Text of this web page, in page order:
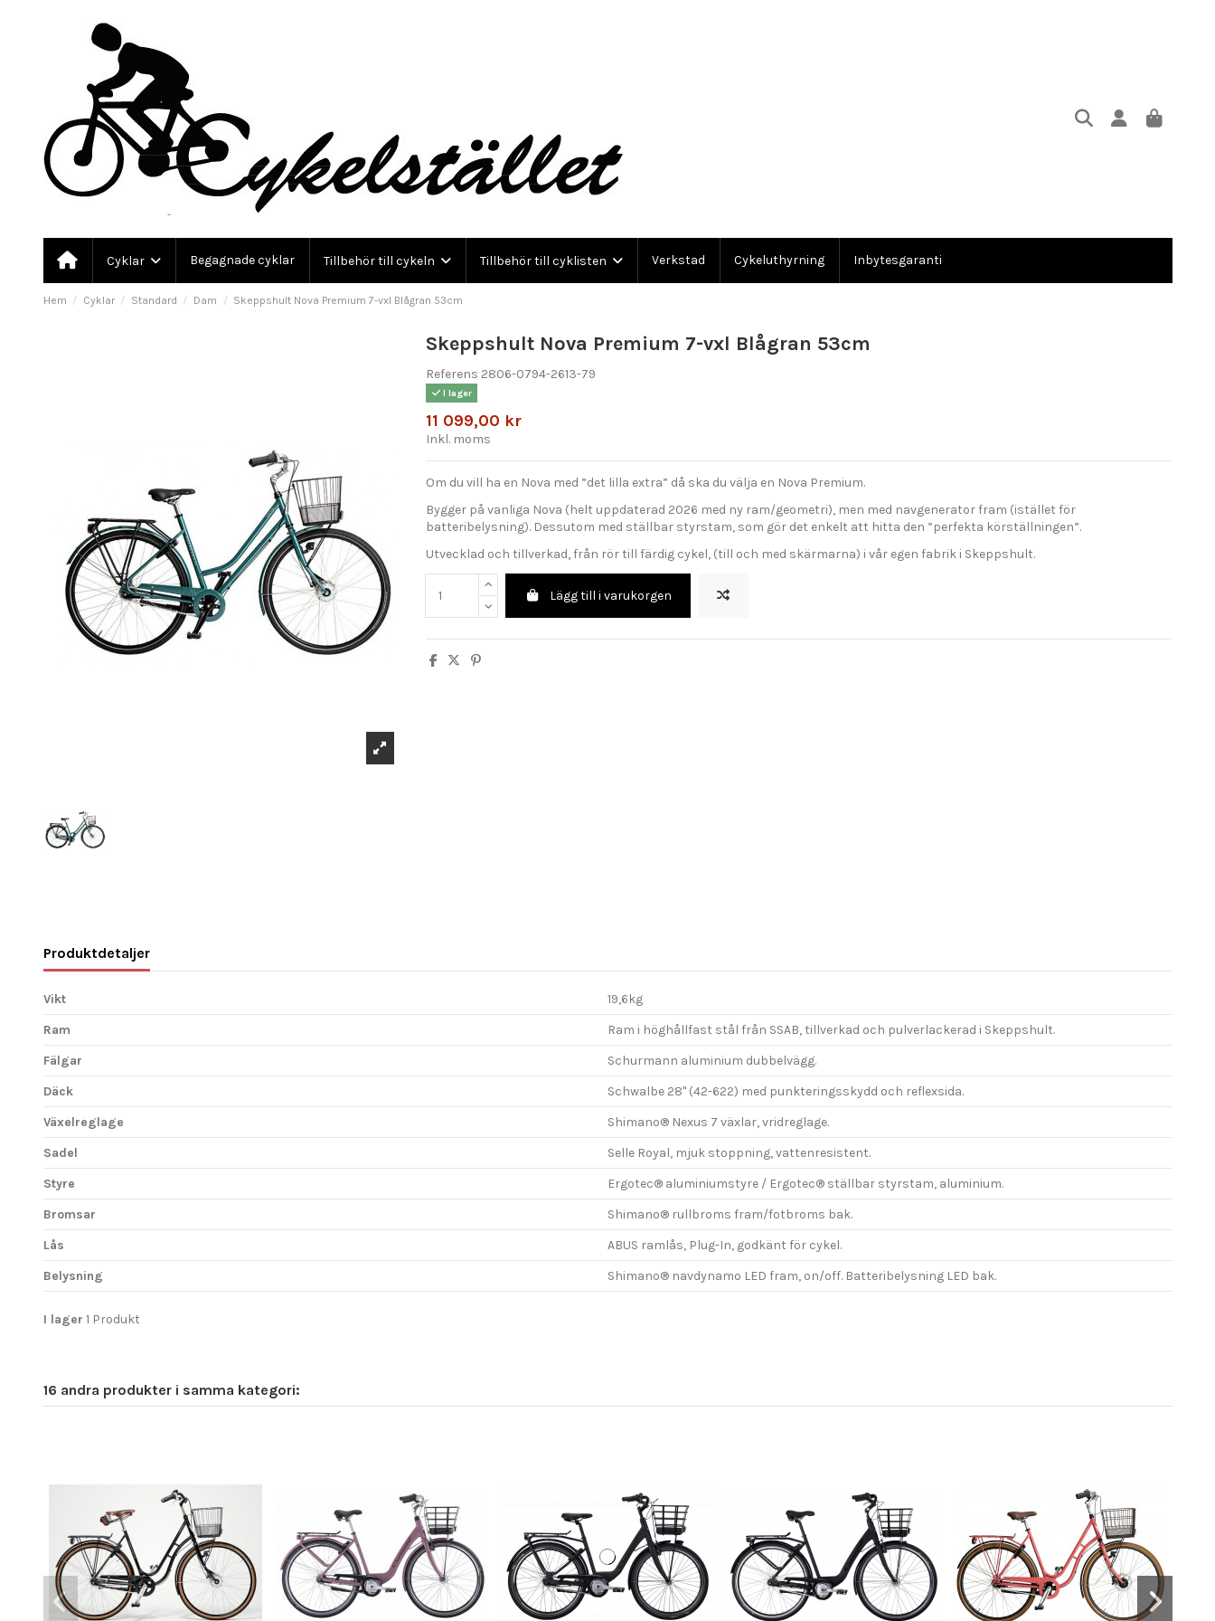
Cyklar Begagnade cyklar Tillbehör till cykeln Tillbehör till cyklisten Verkstad Cykeluthyrning Inbytesgaranti
Hem Cyklar Standard Dam Skeppshult Nova Premium 7-vxl Blågran 53cm
Skeppshult Nova Premium 7-vxl Blågran 53cm
Referens 2806-0794-2613-79
I lager
11 099,00 kr
Inkl. moms
Om du vill ha en Nova med ”det lilla extra” då ska du välja en Nova Premium.
Bygger på vanliga Nova (helt uppdaterad 2026 med ny ram/geometri), men med navgenerator fram (istället för
batteribelysning). Dessutom med ställbar styrstam, som gör det enkelt att hitta den ”perfekta körställningen”.
Utvecklad och tillverkad, från rör till färdig cykel, (till och med skärmarna) i vår egen fabrik i Skeppshult.
Lägg till i varukorgen
Produktdetaljer
Vikt
19,6kg
Ram
Ram i höghållfast stål från SSAB, tillverkad och pulverlackerad i Skeppshult.
Fälgar
Schurmann aluminium dubbelvägg.
Däck
Schwalbe 28" (42-622) med punkteringsskydd och reflexsida.
Växelreglage
Shimano® Nexus 7 växlar, vridreglage.
Sadel
Selle Royal, mjuk stoppning, vattenresistent.
Styre
Ergotec® aluminiumstyre / Ergotec® ställbar styrstam, aluminium.
Bromsar
Shimano® rullbroms fram/fotbroms bak.
Lås
ABUS ramlås, Plug-In, godkänt för cykel.
Belysning
Shimano® navdynamo LED fram, on/off. Batteribelysning LED bak.
I lager 1 Produkt
16 andra produkter i samma kategori: